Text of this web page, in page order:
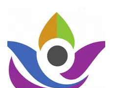
(druk
enter)